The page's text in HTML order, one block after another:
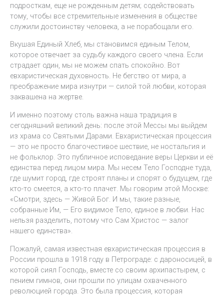
подросткам, еще не рожденным детям; содействовать
тому, чтобы все стремительные изменения в обществе
служили достоинству человека, а не порабощали его.
Вкушая Единый Хлеб, мы становимся единым Телом,
которое отвечает за судьбу каждого своего члена. Если
страдает один, мы не можем спать спокойно. Вот
евхаристическая духовность. Не бегство от мира, а
преображение мира изнутри — силой той любви, которая
заквашена на жертве.
И именно поэтому столь важна наша традиция в
сегодняшний великий день: после этой Мессы мы выйдем
из храма со Святыми Дарами. Евхаристическая процессия
— это не просто благочестивое шествие, не ностальгия и
не фольклор. Это публичное исповедание веры Церкви и её
единства перед лицом мира. Мы несем Тело Господне туда,
где шумит город, где строят планы и спорят о будущем, где
кто-то смеется, а кто-то плачет. Мы говорим этой Москве:
«Смотри, здесь — Живой Бог. И мы, такие разные,
собранные Им, — Его видимое Тело, единое в любви. Нас
нельзя разделить, потому что Сам Христос — залог
нашего единства».
Пожалуй, самая известная евхаристическая процессия в
России прошла в 1918 году в Петрограде: с дароносицей, в
которой сиял Господь, вместе со своим архипастырем, с
пением гимнов, они прошли по улицам охваченного
революцией города. Это была процессия, которая